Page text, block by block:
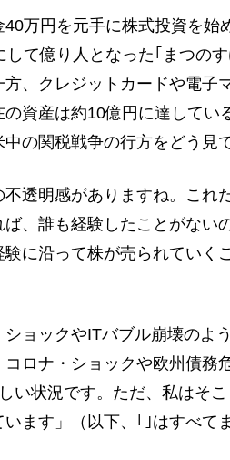
万円を元手に株式投資を始
て億り人となった｢まつの
、クレジットカードや電子
資産は約10億円に達してい
の関税戦争の行方をどう見
不透明感がありますね。これ
、誰も経験したことがない
に沿って株が売られていく
ョックやITバブル崩壊のよ
ロナ・ショックや欧州債務
い状況です。ただ、私はそ
ます」（以下、｢｣はすべて